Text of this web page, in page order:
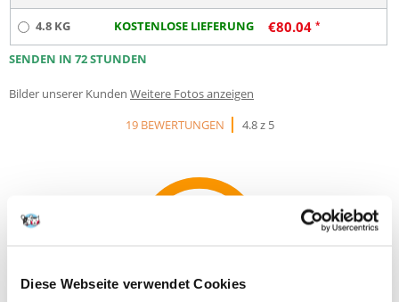
Diese Webseite verwendet Cookies
4.8 KG KOSTENLOSE LIEFERUNG €80.04
SENDEN IN 72 STUNDEN
Bilder unserer Kunden Weitere Fotos anzeigen
19 BEWERTUNGEN
4.8 z 5